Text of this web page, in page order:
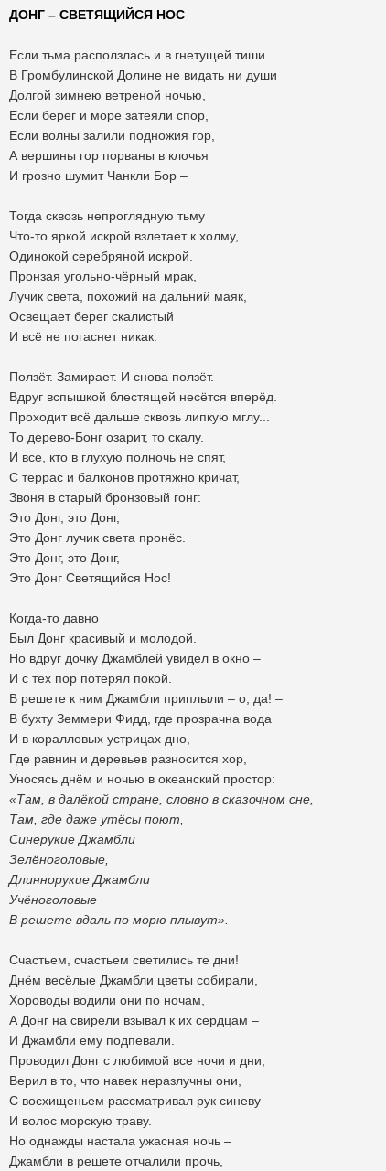
ДОНГ – СВЕТЯЩИЙСЯ НОС
Если тьма расползлась и в гнетущей тиши
В Громбулинской Долине не видать ни души
Долгой зимнею ветреной ночью,
Если берег и море затеяли спор,
Если волны залили подножия гор,
А вершины гор порваны в клочья
И грозно шумит Чанкли Бор –
Тогда сквозь непроглядную тьму
Что-то яркой искрой взлетает к холму,
Одинокой серебряной искрой.
Пронзая угольно-чёрный мрак,
Лучик света, похожий на дальний маяк,
Освещает берег скалистый
И всё не погаснет никак.
Ползёт. Замирает. И снова ползёт.
Вдруг вспышкой блестящей несётся вперёд.
Проходит всё дальше сквозь липкую мглу...
То дерево-Бонг озарит, то скалу.
И все, кто в глухую полночь не спят,
С террас и балконов протяжно кричат,
Звоня в старый бронзовый гонг:
Это Донг, это Донг,
Это Донг лучик света пронёс.
Это Донг, это Донг,
Это Донг Светящийся Нос!
Когда-то давно
Был Донг красивый и молодой.
Но вдруг дочку Джамблей увидел в окно –
И с тех пор потерял покой.
В решете к ним Джамбли приплыли – о, да! –
В бухту Земмери Фидд, где прозрачна вода
И в коралловых устрицах дно,
Где равнин и деревьев разносится хор,
Уносясь днём и ночью в океанский простор:
«Там, в далёкой стране, словно в сказочном сне,
Там, где даже утёсы поют,
Синерукие Джамбли
Зелёноголовые,
Длиннорукие Джамбли
Учёноголовые
В решете вдаль по морю плывут».
Счастьем, счастьем светились те дни!
Днём весёлые Джамбли цветы собирали,
Хороводы водили они по ночам,
А Донг на свирели взывал к их сердцам –
И Джамбли ему подпевали.
Проводил Донг с любимой все ночи и дни,
Верил в то, что навек неразлучны они,
С восхищеньем рассматривал рук синеву
И волос морскую траву.
Но однажды настала ужасная ночь –
Джамбли в решете отчалили прочь,